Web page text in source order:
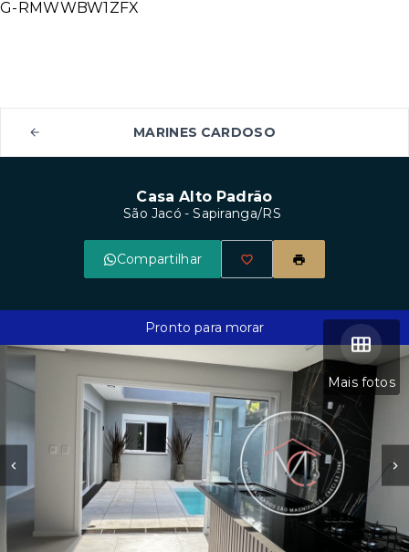
G-RMWWBW1ZFX
MARINES CARDOSO
Casa Alto Padrão
São Jacó - Sapiranga/RS
Compartilhar
Mais fotos
Pronto para morar